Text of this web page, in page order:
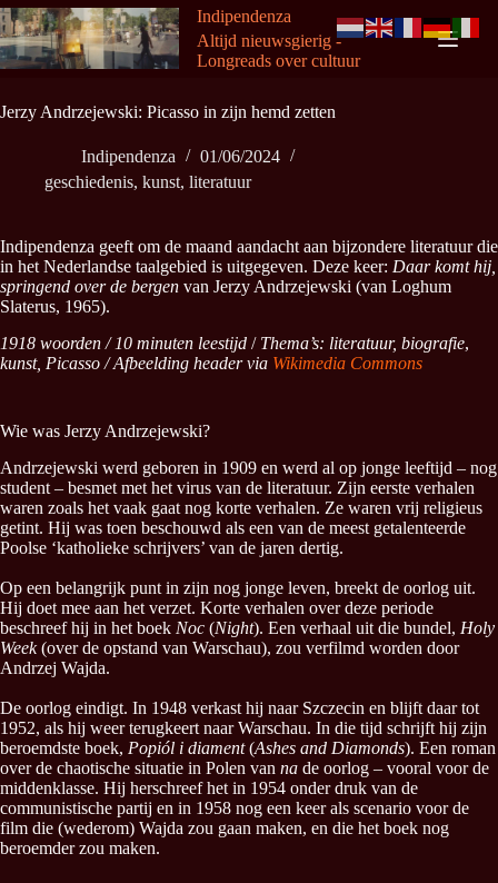
Ga
naar
de
inhoud
Indipendenza
Altijd nieuwsgierig -
Longreads over cultuur
Jerzy Andrzejewski: Picasso in zijn hemd zetten
Indipendenza
01/06/2024
geschiedenis, kunst, literatuur
Indipendenza geeft om de maand aandacht aan bijzondere literatuur die
in het Nederlandse taalgebied is uitgegeven. Deze keer: Daar komt hij,
springend over de bergen van Jerzy Andrzejewski (van Loghum
Slaterus, 1965).
1918 woorden / 10 minuten leestijd / Thema’s: literatuur, biografie,
kunst, Picasso / Afbeelding header via Wikimedia Commons
Wie was Jerzy Andrzejewski?
Andrzejewski werd geboren in 1909 en werd al op jonge leeftijd – nog
student – besmet met het virus van de literatuur. Zijn eerste verhalen
waren zoals het vaak gaat nog korte verhalen. Ze waren vrij religieus
getint. Hij was toen beschouwd als een van de meest getalenteerde
Poolse ‘katholieke schrijvers’ van de jaren dertig.
Op een belangrijk punt in zijn nog jonge leven, breekt de oorlog uit.
Hij doet mee aan het verzet. Korte verhalen over deze periode
beschreef hij in het boek Noc (Night). Een verhaal uit die bundel, Holy
Week(over de opstand van Warschau), zou verfilmd worden door
Andrzej Wajda.
De oorlog eindigt. In 1948 verkast hij naar Szczecin en blijft daar tot
1952, als hij weer terugkeert naar Warschau. In die tijd schrijft hij zijn
beroemdste boek, Popiól i diament(Ashes and Diamonds). Een roman
over de chaotische situatie in Polen van na de oorlog – vooral voor de
middenklasse. Hij herschreef het in 1954 onder druk van de
communistische partij en in 1958 nog een keer als scenario voor de
film die (wederom) Wajda zou gaan maken, en die het boek nog
beroemder zou maken.